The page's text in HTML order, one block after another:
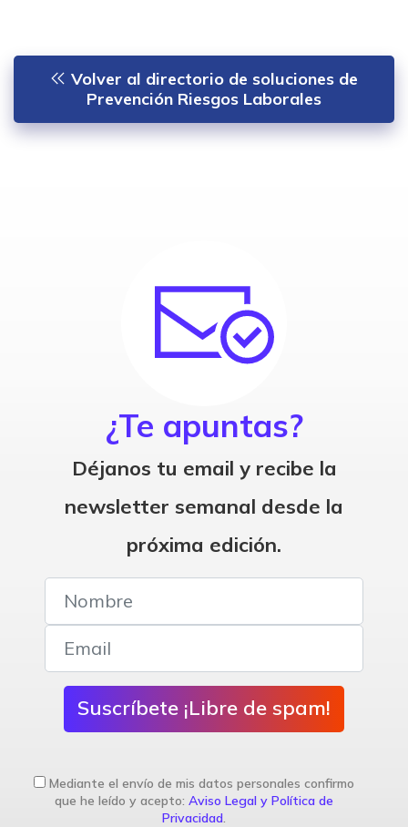
Volver al directorio de soluciones de
Prevención Riesgos Laborales
¿Te apuntas?
Déjanos tu email y recibe la
newsletter semanal desde la
próxima edición.
Suscríbete ¡Libre de spam!
Mediante el envío de mis datos personales confirmo
que he leído y acepto: Aviso Legal y Política de
Privacidad